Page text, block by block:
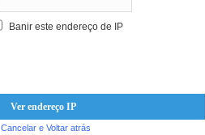
Banir este endereço de IP
Cancelar e Voltar atrás